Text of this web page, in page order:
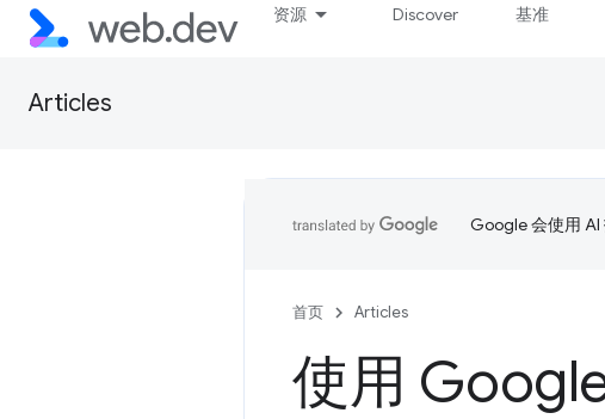
资源 Discover 基准
Articles
Google 会使用 AI
首页 Articles
使用